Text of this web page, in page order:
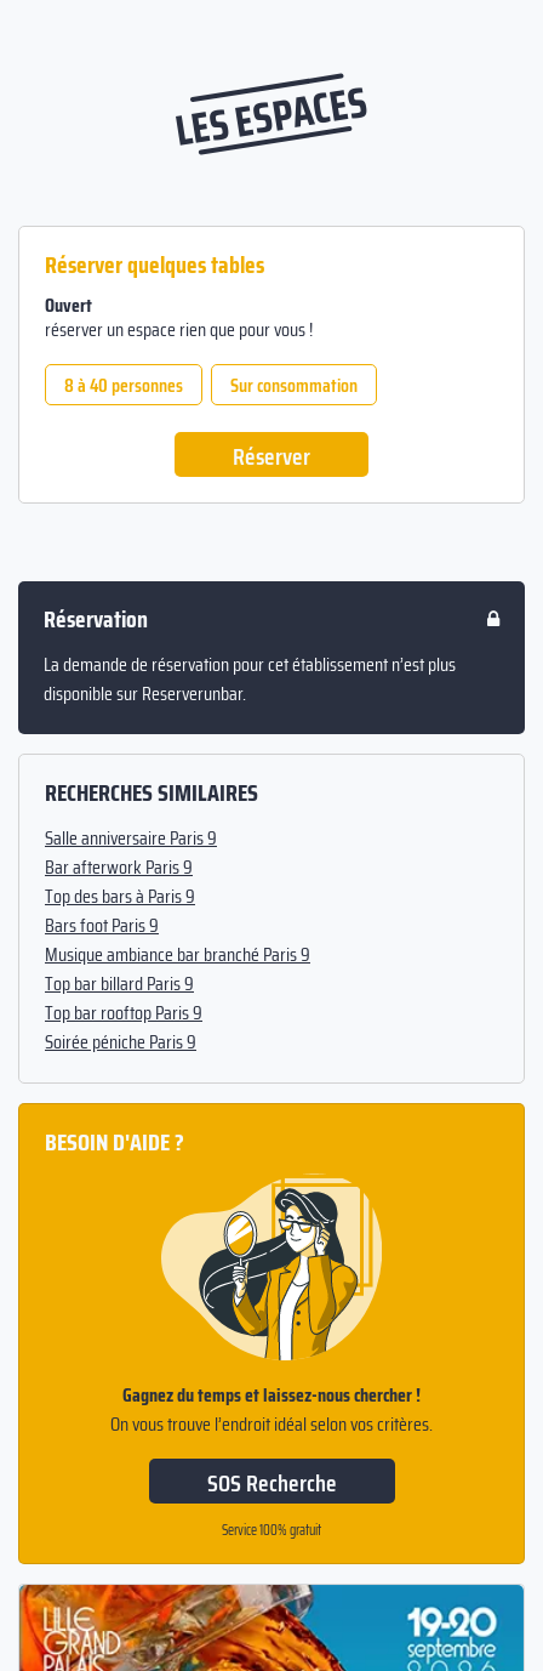
LES ESPACES
Réserver quelques tables
Ouvert
réserver un espace rien que pour vous !
8 à 40 personnes
Sur consommation
Réserver
Réservation
La demande de réservation pour cet établissement n’est plus
disponible sur Reserverunbar.
RECHERCHES SIMILAIRES
Salle anniversaire Paris 9
Bar afterwork Paris 9
Top des bars à Paris 9
Bars foot Paris 9
Musique ambiance bar branché Paris 9
Top bar billard Paris 9
Top bar rooftop Paris 9
Soirée péniche Paris 9
BESOIN D'AIDE ?
Gagnez du temps et laissez-nous chercher !
On vous trouve l’endroit idéal selon vos critères.
SOS Recherche
Service 100% gratuit